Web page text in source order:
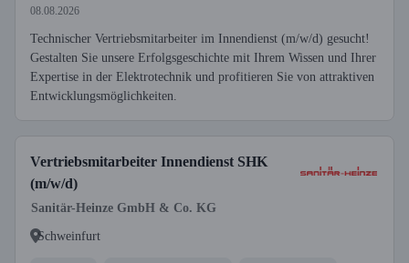
08.08.2026
Technischer Vertriebsmitarbeiter im Innendienst (m/w/d) gesucht!
Gestalten Sie unsere Erfolgsgeschichte mit Ihrem Wissen und Ihrer
Expertise in der Elektrotechnik und profitieren Sie von attraktiven
Entwicklungsmöglichkeiten.
Vertriebsmitarbeiter Innendienst SHK
(m/w/d)
Sanitär-Heinze GmbH & Co. KG
Schweinfurt